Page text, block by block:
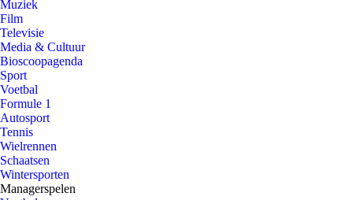
Muziek
Film
Televisie
Media & Cultuur
Bioscoopagenda
Sport
Voetbal
Formule 1
Autosport
Tennis
Wielrennen
Schaatsen
Wintersporten
Managerspelen